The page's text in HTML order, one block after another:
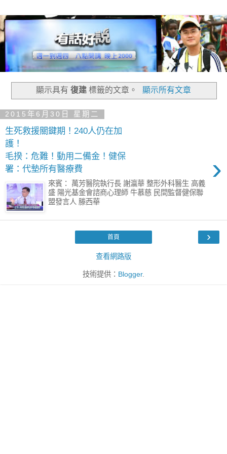
顯示具有 復建標籤的文章。 顯示所有文章
2015年6月30日 星期二
生死救援關鍵期！240人仍在加
護！
毛揆：危難！動用二備金！健保
署：代墊所有醫療費
›
來賓： 萬芳醫院執行長 謝瀛華 整形外科醫生 高義
盛 陽光基金會諮商心理師 牛慕慈 民間監督健保聯
盟發言人 滕西華
›
首頁
查看網路版
技術提供： Blogger.